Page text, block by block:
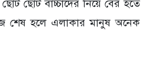
ছোট বাচ্চাদের নিয়ে বের হতে
শেষ হলে এলাকার মানুষ অনেক